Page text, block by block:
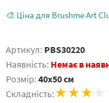
🎨 Ціна для Brushme Art
Артикул: PBS30220
Наявність: Немає в
Розмір: 40x50 см
Складність: